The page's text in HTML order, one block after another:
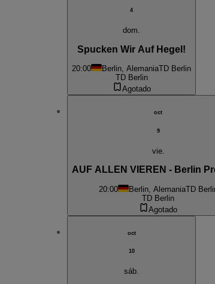
4
dom.
Spucken Wir Auf Hegel!
20:00 Berlin, AlemaniaTD Berlin
TD Berlin
Agotado
oct
9
vie.
AUF ALLEN VIEREN - Berlin
20:00 Berlin, AlemaniaTD
TD Berlin
Agotado
oct
10
sáb.